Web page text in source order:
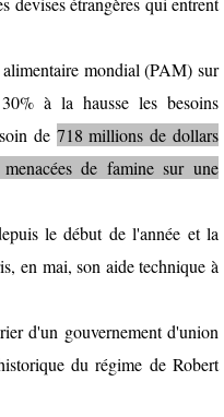
mondial (PAM) sur
à la hausse les besoins
de 718 millions de dollars
de famine sur une
le début de l'année et la
en mai, son aide technique à
d'un gouvernement d'union
du régime de Robert